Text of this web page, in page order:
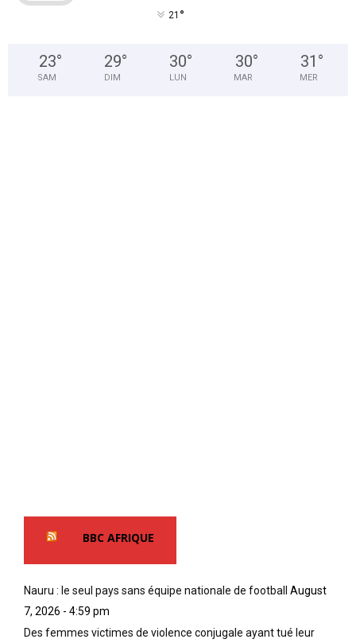
21 °
23°
SAM
29°
DIM
30°
LUN
30°
MAR
31 °
MER
BBC AFRIQUE
Nauru : le seul pays sans équipe nationale de football
August
7, 2026 - 4:59 pm
Des femmes victimes de violence conjugale ayant tué leur